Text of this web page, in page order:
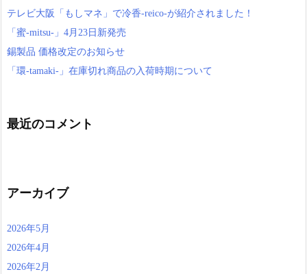
テレビ大阪「もしマネ」で冷香-reico-が紹介されました！
「蜜-mitsu-」4月23日新発売
錫製品 価格改定のお知らせ
「環-tamaki-」在庫切れ商品の入荷時期について
最近のコメント
アーカイブ
2026年5月
2026年4月
2026年2月